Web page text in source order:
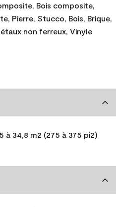
Bois composite,
Pierre, Stucco, Bois, Brique,
non ferreux, Vinyle
à 34,8 m2 (275 à 375 pi2)